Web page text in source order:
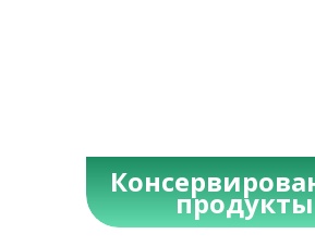
продукты